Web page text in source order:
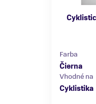
Farba
Čierna
Vhodné na
Cyklistika